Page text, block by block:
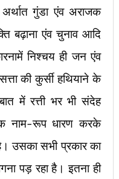
गुंडा एंव अराजक
बढ़ाना एंव चुनाव आदि
निश्चय ही जन एंव
की कुर्सी हथियाने के
में रत्ती भर भी संदेह
नाम-रूप धारण करके
उसका सभी प्रकार का
पड़ रहा है। इतना ही